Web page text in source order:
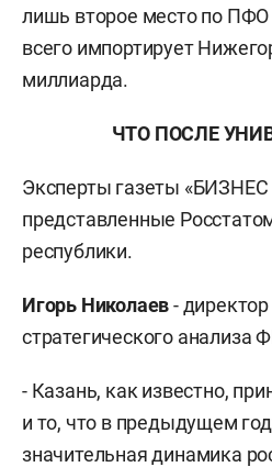
лишь второе место по
всего импортирует
миллиарда.
ЧТО ПОСЛЕ
Эксперты газеты «БИЗНЕС
представленные
республики.
Игорь Николаев-
стратегического анализа
- Казань, как известно,
и то, что в предыдущем
значительная динамика